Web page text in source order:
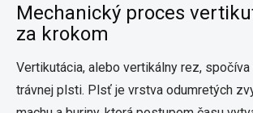
Mechanický proces
za krokom
Vertikutácia, alebo vertikálny rez,
trávnej plsti. Plsť je vrstva odumretých